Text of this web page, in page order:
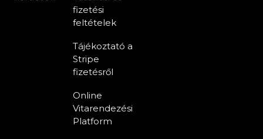
fizetési
feltételek
Tájékoztató a
Stripe
fizetésről
Online
Vitarendezési
Platform